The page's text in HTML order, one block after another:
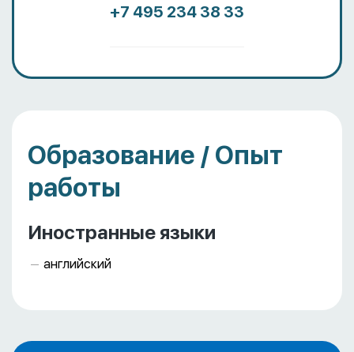
Образование / Опыт
работы
Иностранные языки
английский
+7 495 234 38 33